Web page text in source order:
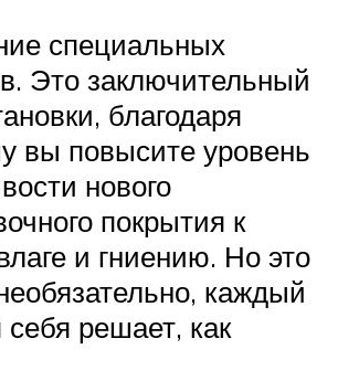
специальных
Это заключительный
благодаря
вы повысите уровень
нового
покрытия к
и гниению. Но это
каждый
решает, как